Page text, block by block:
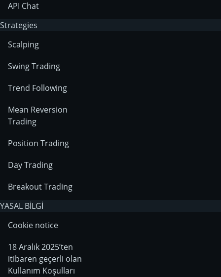
API Chat
Strategies
Scalping
Swing Trading
Trend Following
Mean Reversion
Trading
Position Trading
Day Trading
Breakout Trading
YASAL BİLGİ
Cookie notice
18 Aralık 2025’ten
itibaren geçerli olan
Kullanım Koşulları